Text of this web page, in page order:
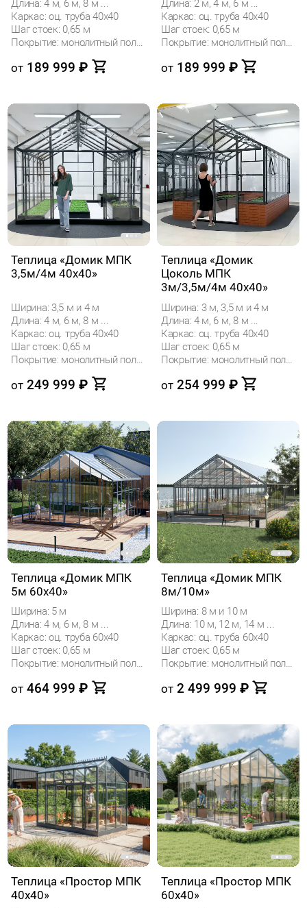
Длина: 4 м, 6 м, 8 м ...
Каркас: оц. труба 40х40
Шаг стоек: 0,65 м
Покрытие: монолитный поликарбонат
от 189 999 ₽
Длина: 2 м, 4 м, 6 м ...
Каркас: оц. труба 40х40
Шаг стоек: 0,65 м
Покрытие: монолитный поликарбонат
от 189 999 ₽
Теплица «Домик МПК
3,5м/4м 40x40»
Ширина: 3,5 м и 4 м
Длина: 4 м, 6 м, 8 м ...
Каркас: оц. труба 40х40
Шаг стоек: 0,65 м
Покрытие: монолитный поликарбонат
от 249 999 ₽
Теплица «Домик
Цоколь МПК
3м/3,5м/4м 40х40»
Ширина: 3 м, 3,5 м и 4 м
Длина: 4 м, 6 м, 8 м ...
Каркас: оц. труба 40х40
Шаг стоек: 0,65 м
Покрытие: монолитный поликарбонат
от 254 999 ₽
Теплица «Домик МПК
5м 60x40»
Ширина: 5 м
Длина: 4 м, 6 м, 8 м ...
Каркас: оц. труба 60х40
Шаг стоек: 0,65 м
Покрытие: монолитный поликарбонат
от 464 999 ₽
Теплица «Домик МПК
8м/10м»
Ширина: 8 м и 10 м
Длина: 10 м, 12 м, 14 м ...
Каркас: оц. труба 60х40
Шаг стоек: 0,65 м
Покрытие: монолитный поликарбонат
от 2 499 999 ₽
Теплица «Простор МПК
40х40»
Теплица «Простор МПК
60х40»